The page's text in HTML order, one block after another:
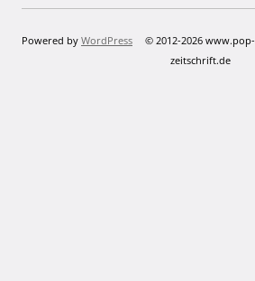
Powered by WordPress
© 2012-2026 www.pop-
zeitschrift.de